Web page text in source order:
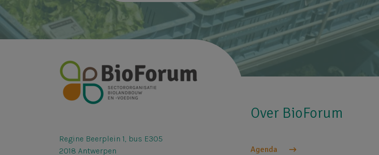
Regine Beerplein 1, bus E305
2018 Antwerpen
Over BioForum
Agenda